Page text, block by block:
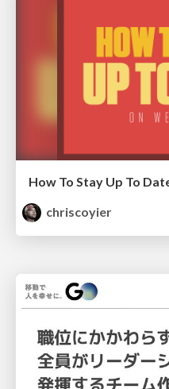
How To Stay Up To
chriscoyier